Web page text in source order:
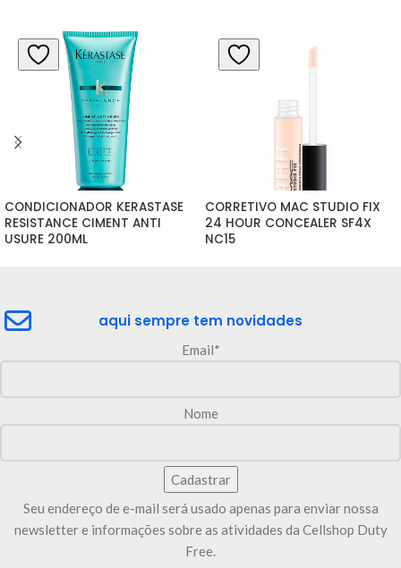
CONDICIONADOR KERASTASE
RESISTANCE CIMENT ANTI
USURE 200ML
CORRETIVO MAC STUDIO FIX
24 HOUR CONCEALER SF4X
NC15
aqui sempre tem novidades
Email*
Nome
Seu endereço de e-mail será usado apenas para enviar nossa
newsletter e informações sobre as atividades da Cellshop Duty
Free.